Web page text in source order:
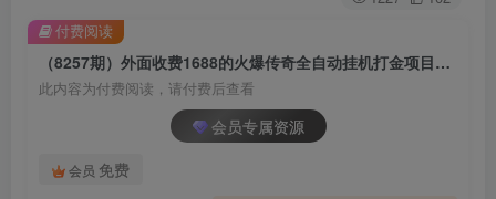
（8257期）外面收费1688的火爆传奇全自动挂机打金项目，单窗口利润高达百加【挂机…
此内容为付费阅读，请付费后查看
会员专属资源
会员 免费
付费阅读